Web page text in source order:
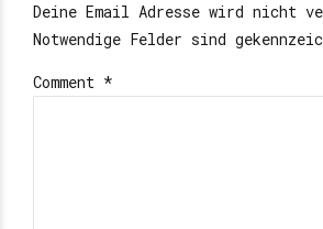
Deine Email Adresse wird nicht
Notwendige Felder sind
Comment *